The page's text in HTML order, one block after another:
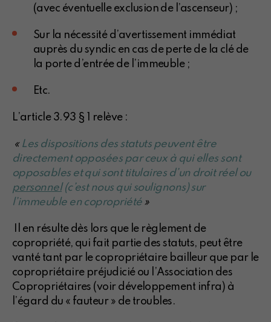
(avec éventuelle exclusion de l’ascenseur) ;
Sur la nécessité d’avertissement immédiat
auprès du syndic en cas de perte de la clé de
la porte d’entrée de l’immeuble ;
Etc.
L’article 3.93 § 1 relève :
« Les dispositions des statuts peuvent être
directement opposées par ceux à qui elles sont
opposables et qui sont titulaires d’un droit réel ou
personnel(c’est nous qui soulignons) sur
l’immeuble en copropriété»
Il en résulte dès lors que le règlement de
copropriété, qui fait partie des statuts, peut être
vanté tant par le copropriétaire bailleur que par le
copropriétaire préjudicié ou l’Association des
Copropriétaires (voir développement infra) à
l’égard du « fauteur » de troubles.